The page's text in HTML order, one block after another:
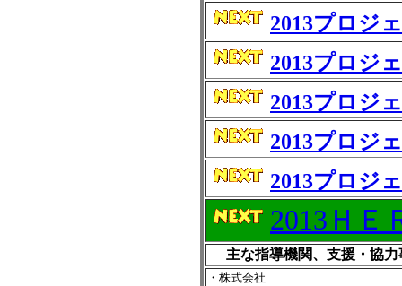
2013プロジ
2013プロジ
2013プロジ
2013プロジ
2013プロジ
2013ＨＥ
主な指導機関、支援・協力
・株式会社